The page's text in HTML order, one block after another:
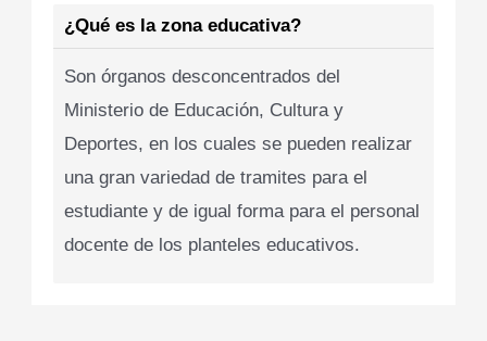
¿Qué es la zona educativa?
Son órganos desconcentrados del
Ministerio de Educación, Cultura y
Deportes, en los cuales se pueden realizar
una gran variedad de tramites para el
estudiante y de igual forma para el personal
docente de los planteles educativos.